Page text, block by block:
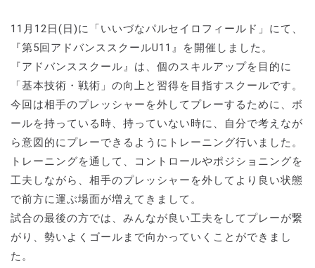
11月12日(日)に「いいづなパルセイロフィールド」にて、
『第5回アドバンススクールU11』を開催しました。
『アドバンススクール』は、個のスキルアップを目的に
「基本技術・戦術」の向上と習得を目指すスクールです。
今回は相手のプレッシャーを外してプレーするために、ボ
ールを持っている時、持っていない時に、自分で考えなが
ら意図的にプレーできるようにトレーニング行いました。
トレーニングを通して、コントロールやポジショニングを
工夫しながら、相手のプレッシャーを外してより良い状態
で前方に運ぶ場面が増えてきまして。
試合の最後の方では、みんなが良い工夫をしてプレーが繋
がり、勢いよくゴールまで向かっていくことができまし
た。